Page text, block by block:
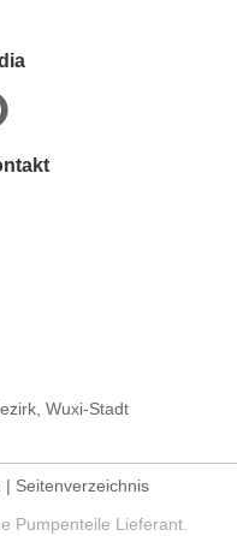
Wuxi-Stadt
| Seitenverzeichnis
Pumpenteile Lieferant.